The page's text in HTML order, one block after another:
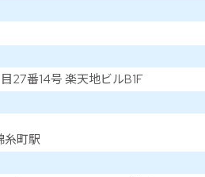
27番14号 楽天地ビルB1F
町駅